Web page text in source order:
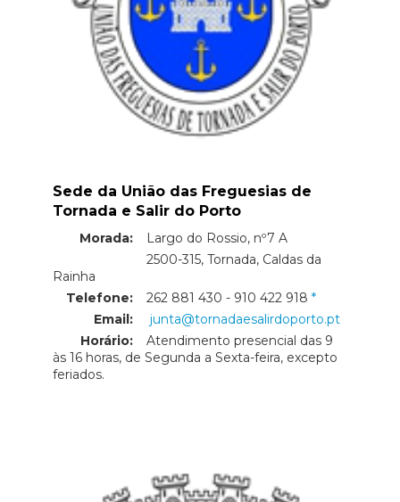
Sede da União das Freguesias de
Tornada e Salir do Porto
Morada:
Largo do Rossio, nº7 A
2500-315, Tornada, Caldas da
Rainha
Telefone:
262 881 430 - 910 422 918
Email:
junta@tornadaesalirdoporto.pt
Horário:
Atendimento presencial das 9
às 16 horas, de Segunda a Sexta-feira, excepto
feriados.